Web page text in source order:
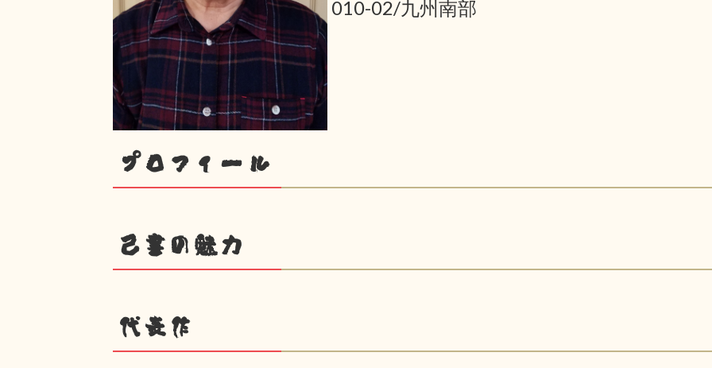
010-02/九州南部
プロフィール
己書の魅力
代表作